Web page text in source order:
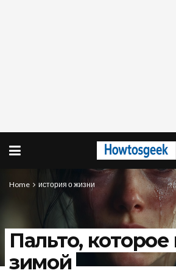
Home история о жизни
Пальто, которое
зимой